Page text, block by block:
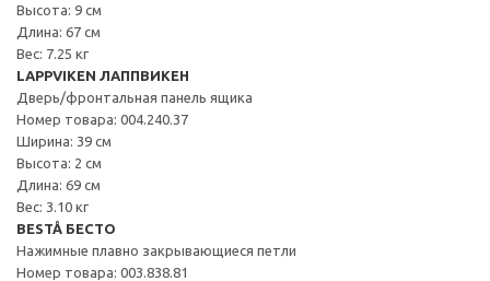
Высота: 9 см
Длина: 67 см
Вес: 7.25 кг
LAPPVIKEN ЛАППВИКЕН
Дверь/фронтальная панель ящика
Номер товара: 004.240.37
Ширина: 39 см
Высота: 2 см
Длина: 69 см
Вес: 3.10 кг
BESTÅ БЕСТО
Нажимные плавно закрывающиеся петли
Номер товара: 003.838.81